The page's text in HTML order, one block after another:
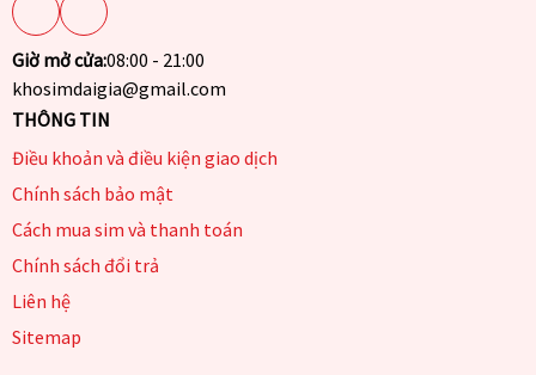
Giờ mở cửa:08:00 - 21:00
khosimdaigia@gmail.com
THÔNG TIN
Điều khoản và điều kiện giao dịch
Chính sách bảo mật
Cách mua sim và thanh toán
Chính sách đổi trả
Liên hệ
Sitemap